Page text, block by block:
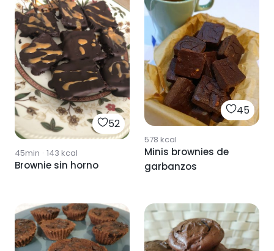
52
45min · 143 kcal
Brownie sin horno
45
578 kcal
Minis brownies de
garbanzos